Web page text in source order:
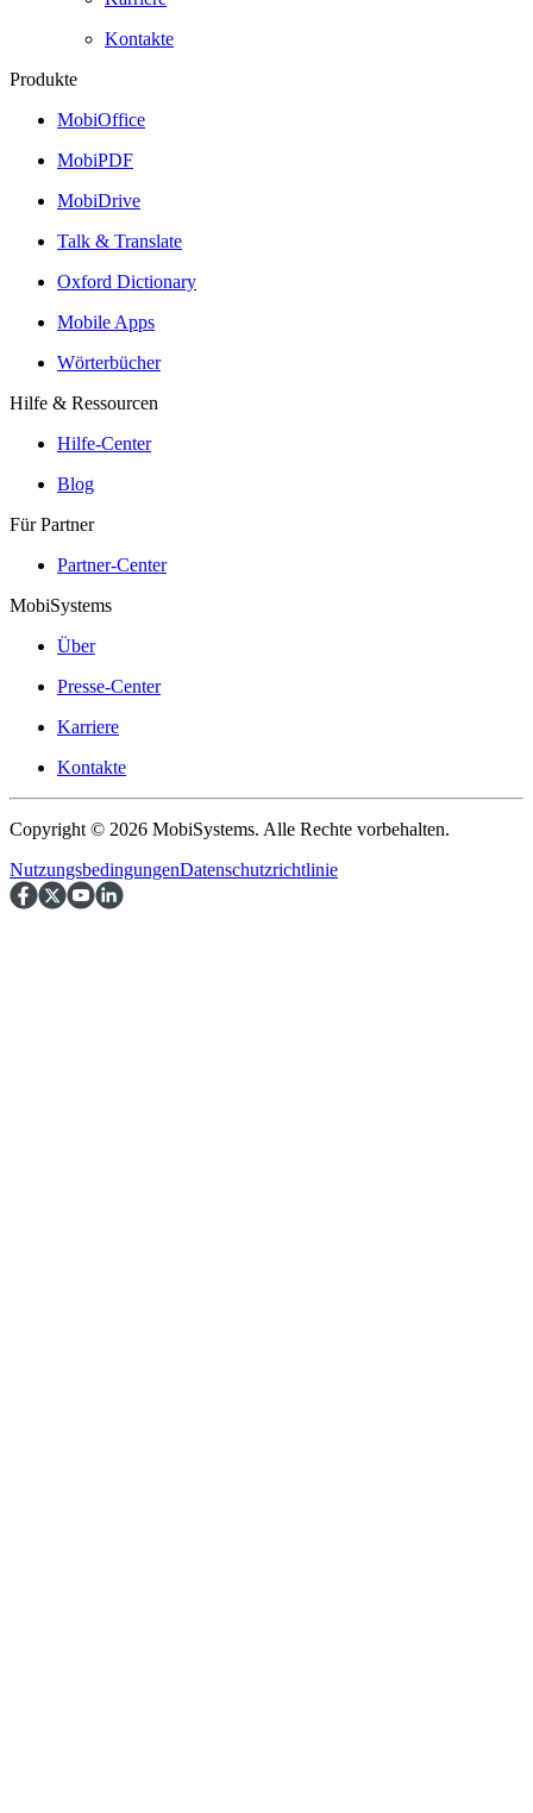
Kontakte
Produkte
MobiOffice
MobiPDF
MobiDrive
Talk & Translate
Oxford Dictionary
Mobile Apps
Wörterbücher
Hilfe & Ressourcen
Hilfe-Center
Blog
Für Partner
Partner-Center
MobiSystems
Über
Presse-Center
Karriere
Kontakte
Copyright © 2026 MobiSystems. Alle Rechte vorbehalten.
NutzungsbedingungenDatenschutzrichtlinie